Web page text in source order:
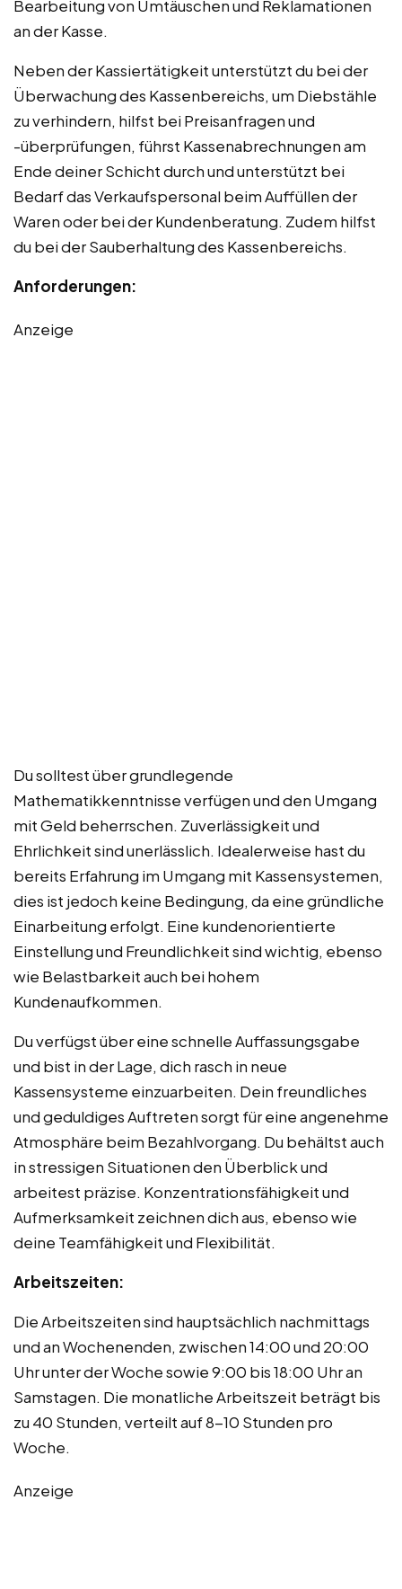
Bearbeitung von Umtäuschen und Reklamationen
an der Kasse.
Neben der Kassiertätigkeit unterstützt du bei der
Überwachung des Kassenbereichs, um Diebstähle
zu verhindern, hilfst bei Preisanfragen und
-überprüfungen, führst Kassenabrechnungen am
Ende deiner Schicht durch und unterstützt bei
Bedarf das Verkaufspersonal beim Auffüllen der
Waren oder bei der Kundenberatung. Zudem hilfst
du bei der Sauberhaltung des Kassenbereichs.
Anforderungen:
Anzeige
Du solltest über grundlegende
Mathematikkenntnisse verfügen und den Umgang
mit Geld beherrschen. Zuverlässigkeit und
Ehrlichkeit sind unerlässlich. Idealerweise hast du
bereits Erfahrung im Umgang mit Kassensystemen,
dies ist jedoch keine Bedingung, da eine gründliche
Einarbeitung erfolgt. Eine kundenorientierte
Einstellung und Freundlichkeit sind wichtig, ebenso
wie Belastbarkeit auch bei hohem
Kundenaufkommen.
Du verfügst über eine schnelle Auffassungsgabe
und bist in der Lage, dich rasch in neue
Kassensysteme einzuarbeiten. Dein freundliches
und geduldiges Auftreten sorgt für eine angenehme
Atmosphäre beim Bezahlvorgang. Du behältst auch
in stressigen Situationen den Überblick und
arbeitest präzise. Konzentrationsfähigkeit und
Aufmerksamkeit zeichnen dich aus, ebenso wie
deine Teamfähigkeit und Flexibilität.
Arbeitszeiten:
Die Arbeitszeiten sind hauptsächlich nachmittags
und an Wochenenden, zwischen 14:00 und 20:00
Uhr unter der Woche sowie 9:00 bis 18:00 Uhr an
Samstagen. Die monatliche Arbeitszeit beträgt bis
zu 40 Stunden, verteilt auf 8-10 Stunden pro
Woche.
Anzeige